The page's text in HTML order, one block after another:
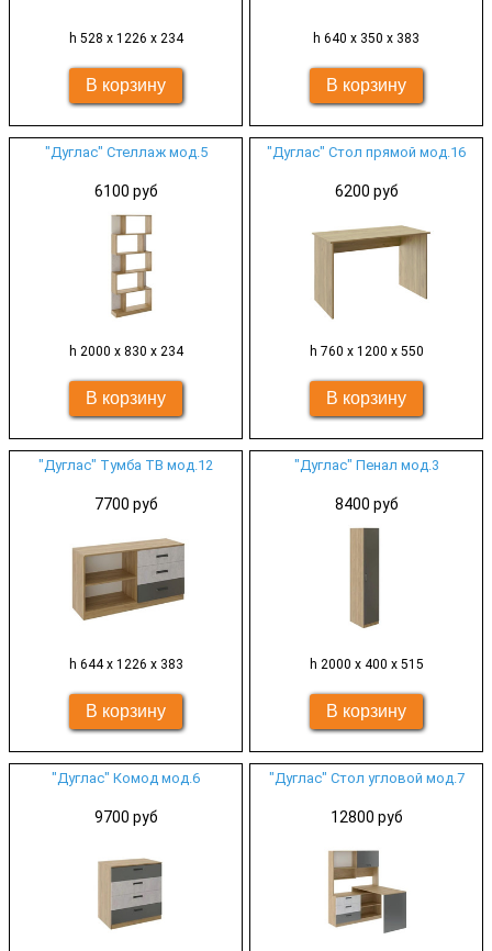
h 528 х 1226 х 234 h 640 х 350 х 383
"Дуглас" Стеллаж мод.5
6100 руб
h 2000 х 830 х 234
"Дуглас" Стол прямой мод.16
6200 руб
h 760 х 1200 х 550
"Дуглас" Тумба ТВ мод.12
7700 руб
h 644 х 1226 х 383
"Дуглас" Пенал мод.3
8400 руб
h 2000 х 400 х 515
"Дуглас" Комод мод.6
9700 руб
"Дуглас" Стол угловой мод.7
12800 руб